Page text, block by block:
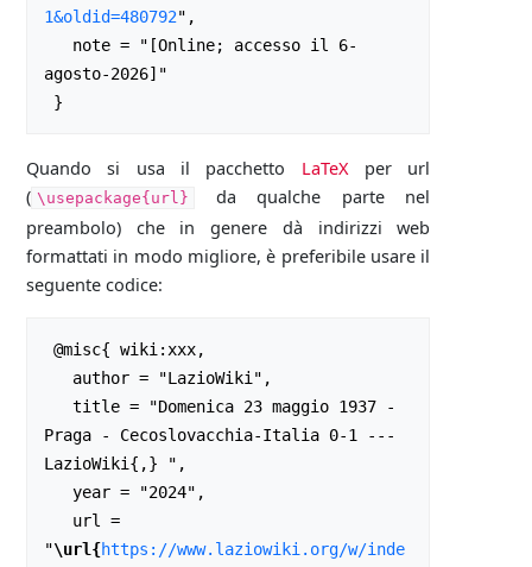
1&oldid=480792",
agosto-2026]"
Quando si usa il pacchetto LaTeXper url
( \usepackage{url}
da qualche parte nel
preambolo) che in genere dà indirizzi web
formattati in modo migliore, è preferibile usare il
seguente codice:
Praga - Cecoslovacchia-Italia 0-1 ---
LazioWiki{,} ",
"\url{https://www.laziowiki.org/w/inde